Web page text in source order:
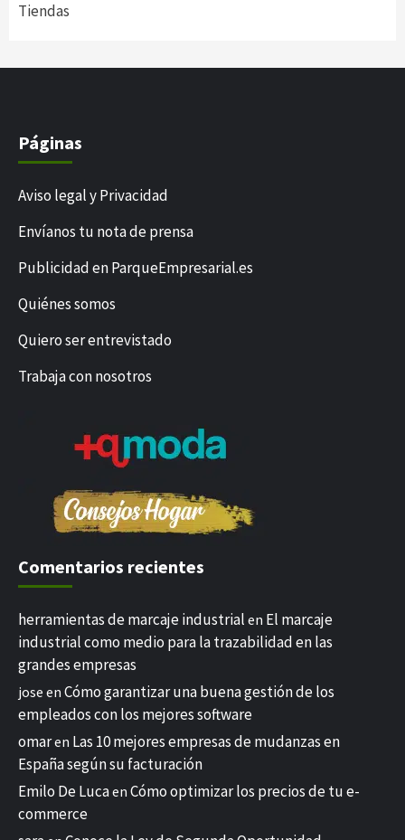
Tiendas
Páginas
Aviso legal y Privacidad
Envíanos tu nota de prensa
Publicidad en ParqueEmpresarial.es
Quiénes somos
Quiero ser entrevistado
Trabaja con nosotros
Comentarios recientes
herramientas de marcaje industrial en El marcaje
industrial como medio para la trazabilidad en las
grandes empresas
jose en Cómo garantizar una buena gestión de los
empleados con los mejores software
omaren Las 10 mejores empresas de mudanzas en
España según su facturación
Emilo De Lucaen Cómo optimizar los precios de tu e-
commerce